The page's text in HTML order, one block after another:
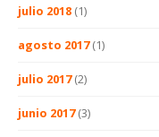
julio 2018 (1)
agosto 2017(1)
julio 2017(2)
junio 2017(3)